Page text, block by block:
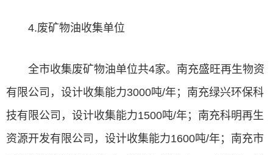
4.废矿物油收集单位
全市收集废矿物油单位共4家。南充盛旺再生物资
有限公司，设计收集能力3000吨/年；南充绿兴环保科
技有限公司，设计收集能力1500吨/年；南充科明再生
资源开发有限公司，设计收集能力1600吨/年；南充市